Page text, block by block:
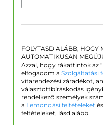
FOLYTASD ALÁBB, HOGY
AUTOMATIKUSAN
Azzal, hogy rákattintok az
elfogadom a Szolgáltatási
vitarendezési záradékot,
választottbíráskodás
rendelkező személyek
a Lemondási feltételeket
feltételeket, lásd alább.